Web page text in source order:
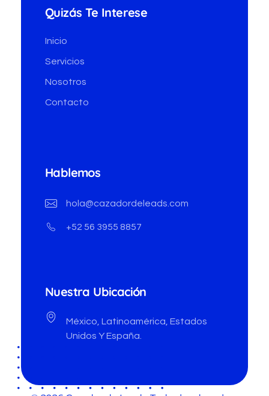
Quizás Te Interese
Inicio
Servicios
Nosotros
Contacto
Hablemos
hola@cazadordeleads.com
+52 56 3955 8857
Nuestra Ubicación
México, Latinoamérica, Estados
Unidos Y España.